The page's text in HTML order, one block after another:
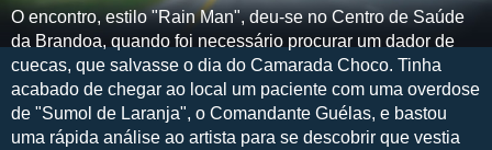
O encontro, estilo "Rain Man", deu-se no Centro de Saúde
da Brandoa, quando foi necessário procurar um dador de
cuecas, que salvasse o dia do Camarada Choco. Tinha
acabado de chegar ao local um paciente com uma overdose
de "Sumol de Laranja", o Comandante Guélas, e bastou
uma rápida análise ao artista para se descobrir que vestia